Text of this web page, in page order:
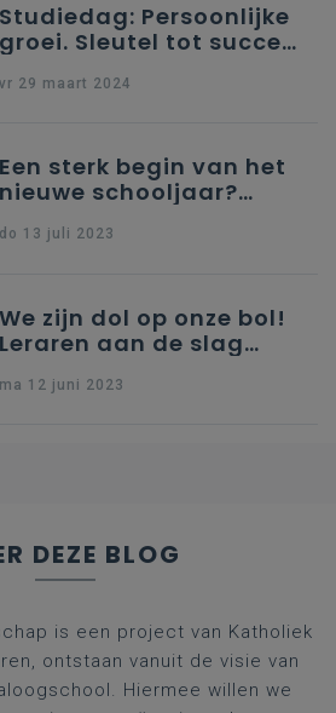
Studiedag: Persoonlijke
groei. Sleutel tot succes
vr 29 maart 2024
Een sterk begin van het
nieuwe schooljaar?
do 13 juli 2023
We zijn dol op onze bol!
Leraren aan de slag
burgerschap
ma 12 juni 2023
DEZE BLOG
is een project van Katholiek
ontstaan vanuit de visie van
Hiermee willen we